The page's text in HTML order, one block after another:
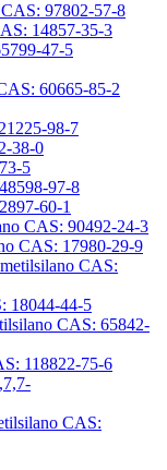
97802-57-8
14857-35-3
47-5
60665-85-2
98-7
38-0
5
97-8
60-1
CAS: 90492-24-3
CAS: 17980-29-9
CAS:
18044-44-5
CAS: 65842-
118822-75-6
CAS: